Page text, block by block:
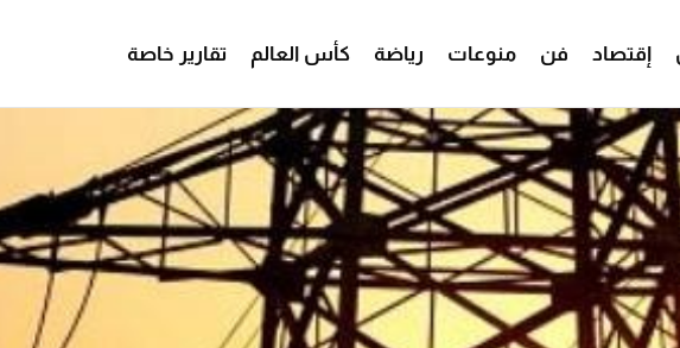
إقتصاد فن منوعات رياضة كأس العالم تقارير خاصة